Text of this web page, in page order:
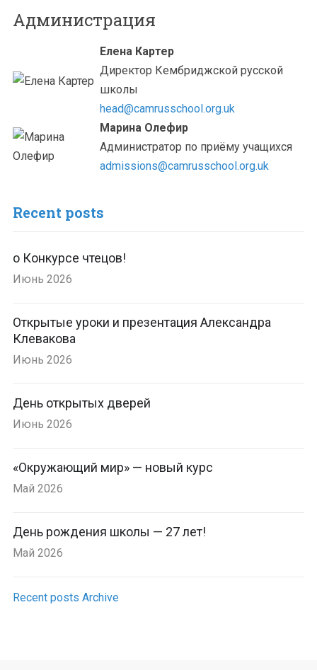
Администрация
Елена Картер
Директор Кембриджской русской
школы
head@camrusschool.org.uk
Марина Олефир
Администратор по приёму учащихся
admissions@camrusschool.org.uk
Recent posts
о Конкурсе чтецов!
Июнь 2026
Открытые уроки и презентация Александра
Клевакова
Июнь 2026
День открытых дверей
Июнь 2026
«Окружающий мир» — новый курс
Май 2026
День рождения школы — 27 лет!
Май 2026
Recent posts Archive